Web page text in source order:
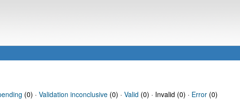
(0) · Validation inconclusive(0) · Valid (0) · Invalid (0) · Error(0)